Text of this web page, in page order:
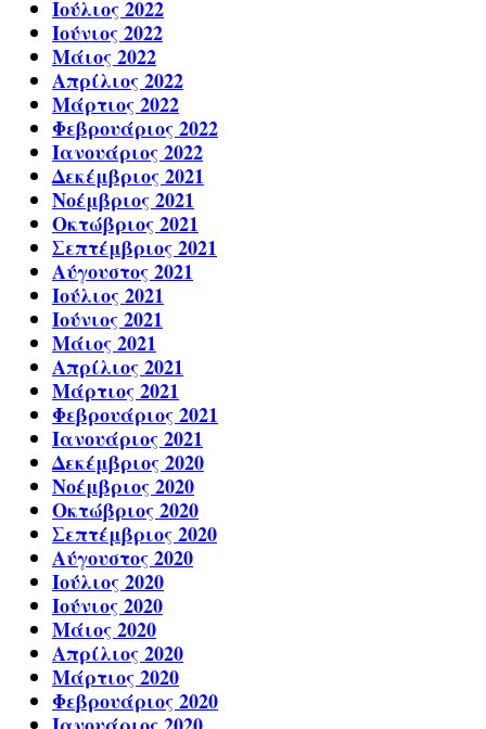
Ιούλιος 2022
Ιούνιος 2022
Μάιος 2022
Απρίλιος 2022
Μάρτιος 2022
Φεβρουάριος 2022
Ιανουάριος 2022
Δεκέμβριος 2021
Νοέμβριος 2021
Οκτώβριος 2021
Σεπτέμβριος 2021
Αύγουστος 2021
Ιούλιος 2021
Ιούνιος 2021
Μάιος 2021
Απρίλιος 2021
Μάρτιος 2021
Φεβρουάριος 2021
Ιανουάριος 2021
Δεκέμβριος 2020
Νοέμβριος 2020
Οκτώβριος 2020
Σεπτέμβριος 2020
Αύγουστος 2020
Ιούλιος 2020
Ιούνιος 2020
Μάιος 2020
Απρίλιος 2020
Μάρτιος 2020
Φεβρουάριος 2020